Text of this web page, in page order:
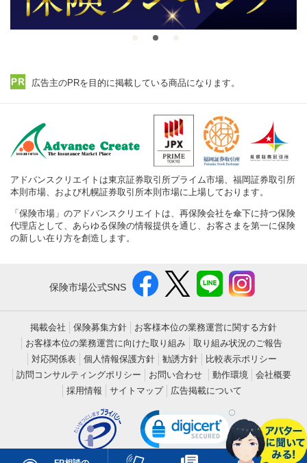
広告主のPRを目的に掲載している商品になります。
アドバンスクリエイトは東京証券取引所プライム市場、福岡証券取引所
本則市場、および札幌証券取引所本則市場に上場しております。
「保険市場」のアドバンスクリエイトは、再保険会社を傘下に持つ保険
代理店として、あらゆる保険の情報提供を通じ、お客さまを第一に保険
の新しい在り方を創造します。
保険市場公式SNS
掲載会社 保険募集方針
お客様本位の業務運営に関する方針
お客様本位の業務運営に向けた取り組み
取り組み状況のご報告
対応関係表
個人情報保護方針 勧誘方針
比較表示ポリシー
訪問コンサルティングポリシー
お問い合わせ 動作環境
会社概要
採用情報
サイトマップ 広告掲載について